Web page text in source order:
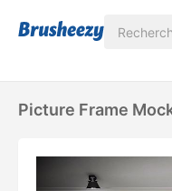
Picture Frame